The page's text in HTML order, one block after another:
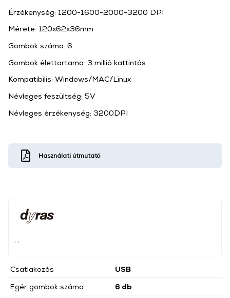
Csatlakozás
USB
Egér gombok száma
6 db
Érzékenység: 1200-1600-2000-3200 DPI
Mérete: 120x62x36mm
Gombok száma: 6
Gombok élettartama: 3 millió kattintás
Kompatibilis: Windows/MAC/Linux
Névleges feszültség: 5V
Névleges érzékenység: 3200DPI
Használati útmutató